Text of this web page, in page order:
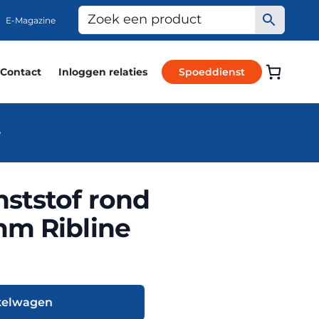
E-Magazine
Contact Inloggen relaties Spoeddienst
rond
Ribline